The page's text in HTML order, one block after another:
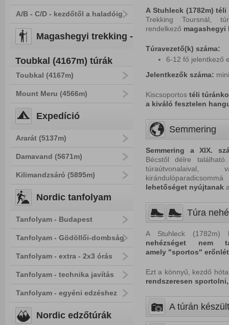
A/B - C/D - kezdőtől a haladóig
Magashegyi trekking -
Toubkal (4167m) túrák
Toubkal (4167m)
Mount Meru (4566m)
Expedíció
Ararát (5137m)
Damavand (5671m)
Kilimandzsáró (5895m)
Nordic tanfolyam
Tanfolyam - Budapest
Tanfolyam - Gödöllői-dombság
Tanfolyam - extra - 2x3 órás
Tanfolyam - technika javítás
Tanfolyam - egyéni edzéshez
Nordic edzőtúrák
A Stuhleck (1782m)
Trekking Toursnál,
rendelkező magashegyi
Túravezető(k) száma:
6-12 fő jelentkező
Jelentkezők száma:
Kiscsoportos téli
a kiváló fesztelen
Semmering
Semmering a XIX.
Bécstől délre
túraútvonalaival,
lehetőséget nyújtanak
Túra
A Stuhleck
nehézséget
nem
amely "sportos"
Ezt a könnyű, kezdő
rendszeresen
A túrán